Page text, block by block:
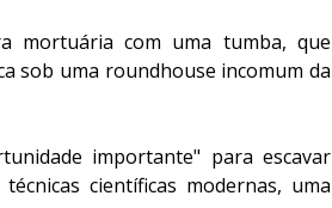
mortuária com uma tumba, que
sob uma roundhouse incomum da
importante" para escavar
científicas modernas, uma